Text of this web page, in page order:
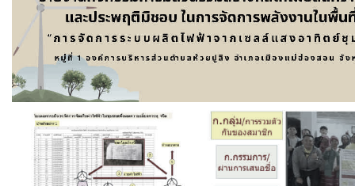
แผน/ผลการดำเนินการ
การตรวจราชการ
แผนยุทธศาสตร์ด้านพลังงาน
ข้อมูลรายงาน
รายงานการกำกับติดตามการใช้จ่ายงบประมาณรอบ